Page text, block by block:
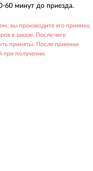
60 минут до приезда.
вы производите его приемку,
в заказе. После чего
приняты. После приемки
при получении.